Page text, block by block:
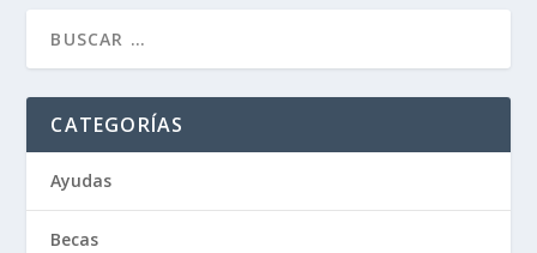
CATEGORÍAS
Ayudas
Becas